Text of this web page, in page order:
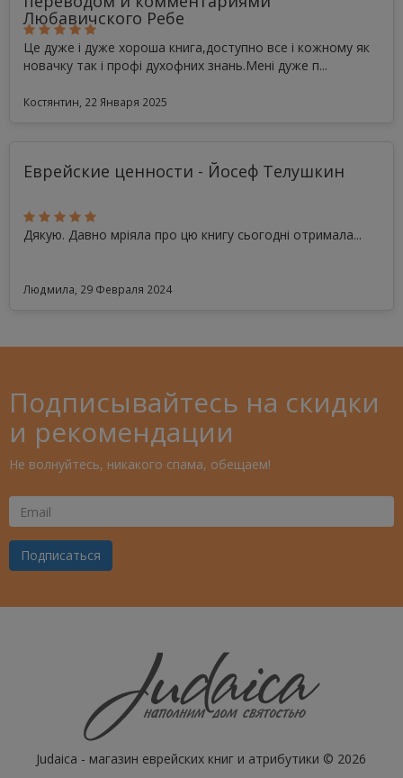
Любавичского Ребе
Це дуже і дуже хороша книга,доступно все і кожному як
новачку так і профі духофних знань.Мені дуже п...
Костянтин, 22 Января 2025
Еврейские ценности - Йосеф Телушкин
Дякую. Давно мріяла про цю книгу сьогодні отримала...
Людмила, 29 Февраля 2024
Подписывайтесь на скидки
и рекомендации
Не волнуйтесь, никакого спама, обещаем!
Ваш
Email
Подписаться
Judaica - магазин еврейских книг и атрибутики © 2026